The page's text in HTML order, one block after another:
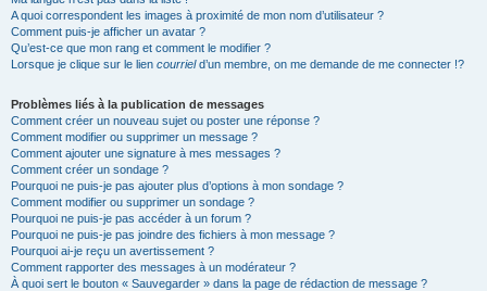
A quoi correspondent les images à proximité de mon nom d’utilisateur ?
Comment puis-je afficher un avatar ?
Qu’est-ce que mon rang et comment le modifier ?
Lorsque je clique sur le lien courrield’un membre, on me demande de me connecter !?
Problèmes liés à la publication de messages
Comment créer un nouveau sujet ou poster une réponse ?
Comment modifier ou supprimer un message ?
Comment ajouter une signature à mes messages ?
Comment créer un sondage ?
Pourquoi ne puis-je pas ajouter plus d’options à mon sondage ?
Comment modifier ou supprimer un sondage ?
Pourquoi ne puis-je pas accéder à un forum ?
Pourquoi ne puis-je pas joindre des fichiers à mon message ?
Pourquoi ai-je reçu un avertissement ?
Comment rapporter des messages à un modérateur ?
À quoi sert le bouton « Sauvegarder » dans la page de rédaction de message ?